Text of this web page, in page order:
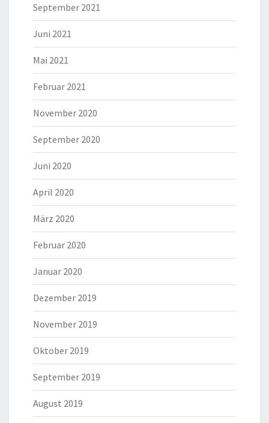
September 2021
Juni 2021
Mai 2021
Februar 2021
November 2020
September 2020
Juni 2020
April 2020
März 2020
Februar 2020
Januar 2020
Dezember 2019
November 2019
Oktober 2019
September 2019
August 2019